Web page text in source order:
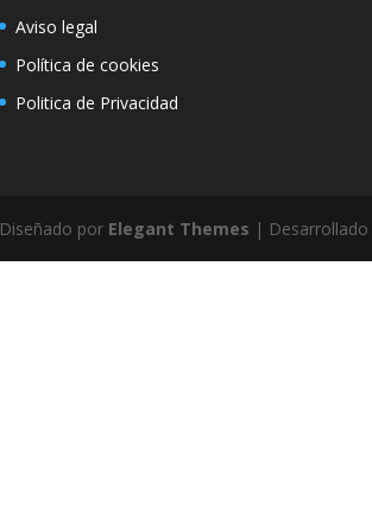
Aviso legal
Política de cookies
Politica de Privacidad
Diseñado por Elegant Themes |